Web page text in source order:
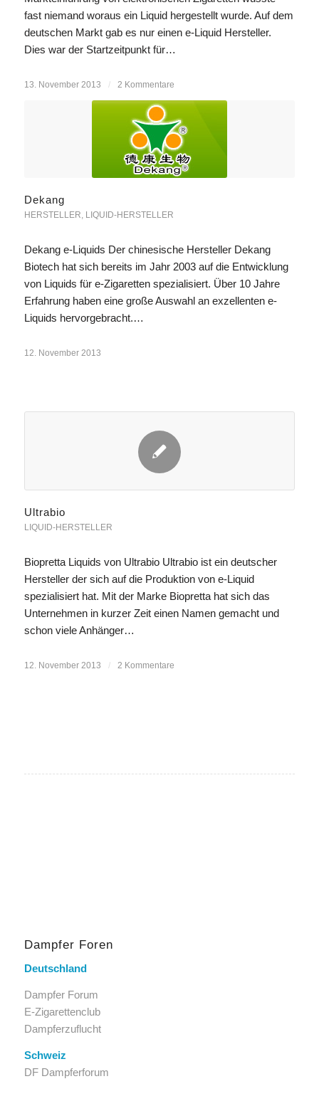
fast niemand woraus ein Liquid hergestellt wurde. Auf dem
deutschen Markt gab es nur einen e-Liquid Hersteller.
Dies war der Startzeitpunkt für…
13. November 2013 / 2 Kommentare
Dekang
HERSTELLER, LIQUID-HERSTELLER
Dekang e-Liquids Der chinesische Hersteller Dekang
Biotech hat sich bereits im Jahr 2003 auf die Entwicklung
von Liquids für e-Zigaretten spezialisiert. Über 10 Jahre
Erfahrung haben eine große Auswahl an exzellenten e-
Liquids hervorgebracht.…
12. November 2013
Ultrabio
LIQUID-HERSTELLER
Biopretta Liquids von Ultrabio Ultrabio ist ein deutscher
Hersteller der sich auf die Produktion von e-Liquid
spezialisiert hat. Mit der Marke Biopretta hat sich das
Unternehmen in kurzer Zeit einen Namen gemacht und
schon viele Anhänger…
12. November 2013 / 2 Kommentare
Dampfer Foren
Deutschland
Dampfer Forum
E-Zigarettenclub
Dampferzuflucht
Schweiz
DF Dampferforum